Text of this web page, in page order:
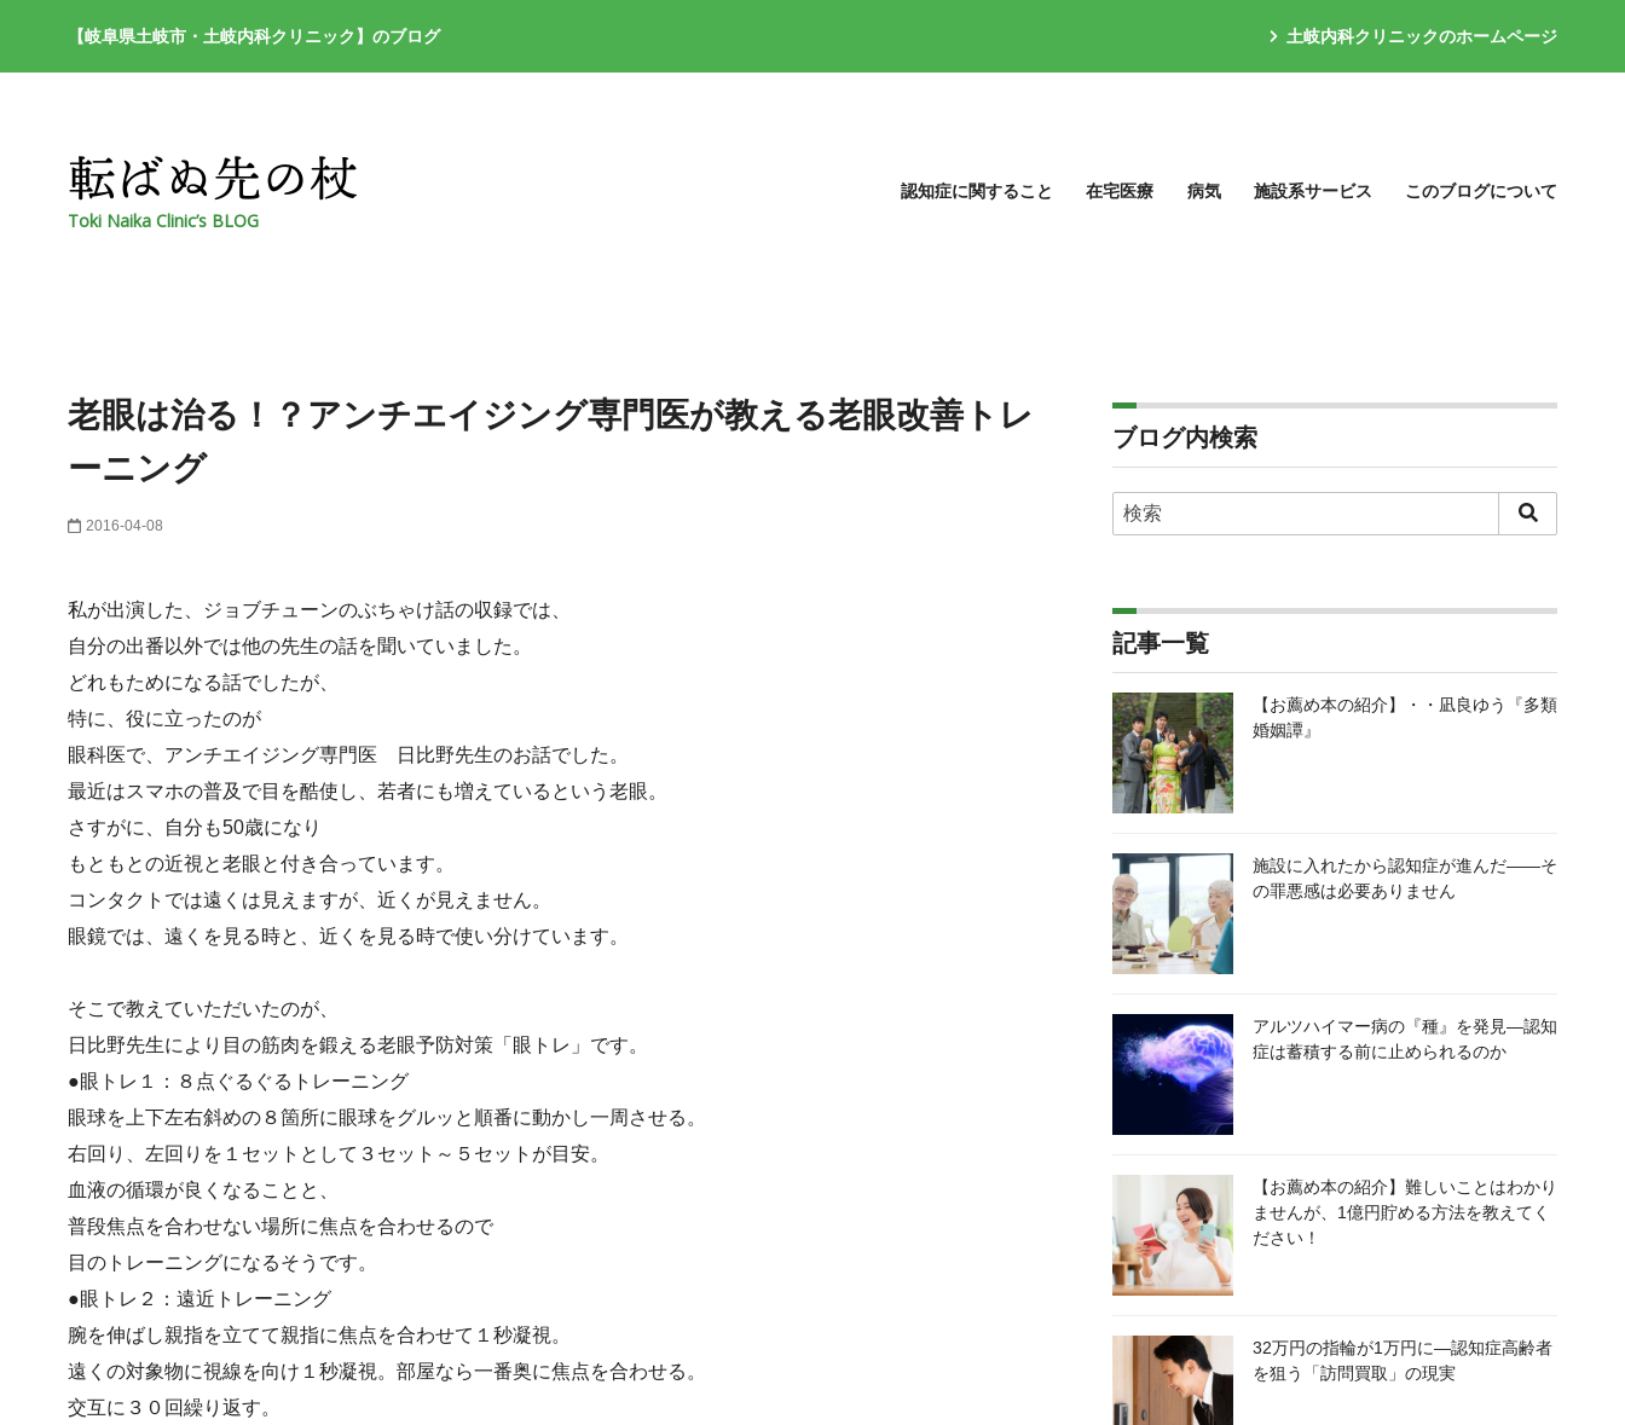
【岐阜県土岐市・土岐内科クリニック】のブログ 土岐内科クリニックのホームページ
Toki Naika Clinic’s BLOG
認知症に関すること 在宅医療 病気 施設系サービス このブログについて
老眼は治る！？アンチエイジング専門医が教える老眼改善トレ
ーニング
2016-04-08
私が出演した、ジョブチューンのぶちゃけ話の収録では、
自分の出番以外では他の先生の話を聞いていました。
どれもためになる話でしたが、
特に、役に立ったのが
眼科医で、アンチエイジング専門医 日比野先生のお話でした。
最近はスマホの普及で目を酷使し、若者にも増えているという老眼。
さすがに、自分も50歳になり
もともとの近視と老眼と付き合っています。
コンタクトでは遠くは見えますが、近くが見えません。
眼鏡では、遠くを見る時と、近くを見る時で使い分けています。
そこで教えていただいたのが、
日比野先生により目の筋肉を鍛える老眼予防対策「眼トレ」です。
●眼トレ１：８点ぐるぐるトレーニング
眼球を上下左右斜めの８箇所に眼球をグルッと順番に動かし一周させる。
右回り、左回りを１セットとして３セット～５セットが目安。
血液の循環が良くなることと、
普段焦点を合わせない場所に焦点を合わせるので
目のトレーニングになるそうです。
●眼トレ２：遠近トレーニング
腕を伸ばし親指を立てて親指に焦点を合わせて１秒凝視。
遠くの対象物に視線を向け１秒凝視。部屋なら一番奥に焦点を合わせる。
交互に３０回繰り返す。
ブログ内検索
記事一覧
【お薦め本の紹介】・・凪良ゆう『多類
婚姻譚』
施設に入れたから認知症が進んだ――そ
の罪悪感は必要ありません
アルツハイマー病の『種』を発見―認知
症は蓄積する前に止められるのか
【お薦め本の紹介】難しいことはわかり
ませんが、1億円貯める方法を教えてく
ださい！
32万円の指輪が1万円に―認知症高齢者
を狙う「訪問買取」の現実